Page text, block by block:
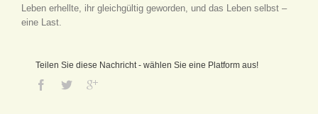
Leben erhellte, ihr gleichgültig geworden, und das Leben selbst –
eine Last.
Teilen Sie diese Nachricht - wählen Sie eine Platform aus!